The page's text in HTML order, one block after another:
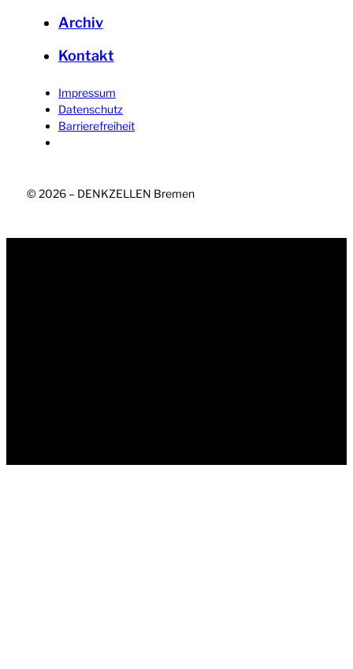
Archiv
Kontakt
Impressum
Datenschutz
Barrierefreiheit
© 2026 – DENKZELLEN Bremen